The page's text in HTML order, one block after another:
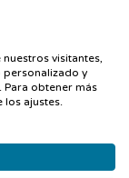
Rosa
entre el
análisis de
la superación
del
de quienes
visitantes,
y
Para obtener más
los ajustes.